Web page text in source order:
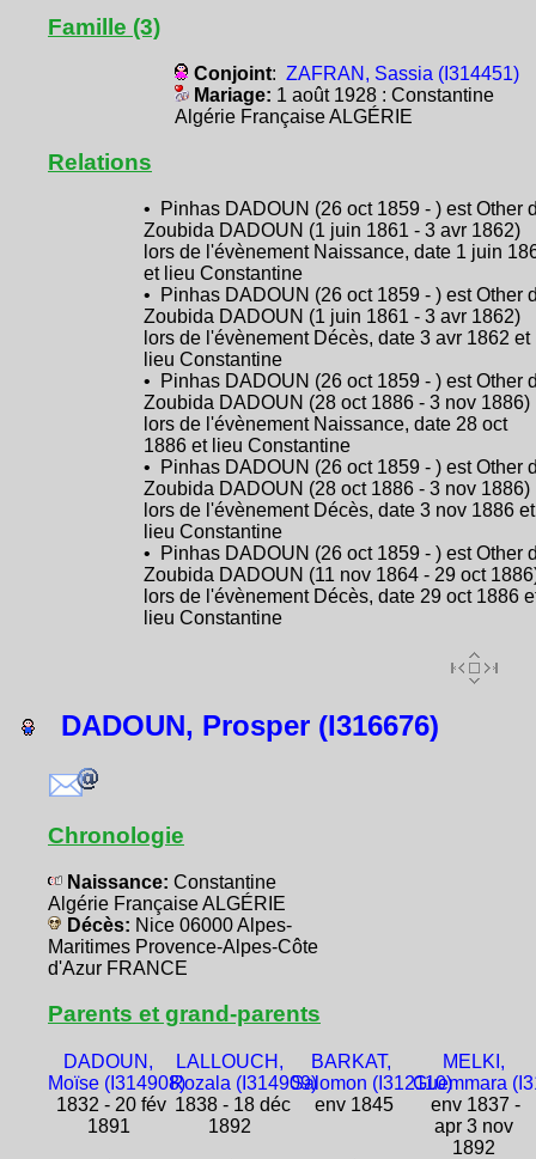
Famille (3)
Conjoint: ZAFRAN, Sassia (I314451)
Mariage: 1 août 1928 : Constantine
Algérie Française ALGÉRIE
Relations
• Pinhas DADOUN (26 oct 1859 - ) est Other
Zoubida DADOUN (1 juin 1861 - 3 avr 1862)
lors de l'évènement Naissance, date 1 juin
et lieu Constantine
• Pinhas DADOUN (26 oct 1859 - ) est Other
Zoubida DADOUN (1 juin 1861 - 3 avr 1862)
lors de l'évènement Décès, date 3 avr 1862 et
lieu Constantine
• Pinhas DADOUN (26 oct 1859 - ) est Other
Zoubida DADOUN (28 oct 1886 - 3 nov 1886)
lors de l'évènement Naissance, date 28 oct
1886 et lieu Constantine
• Pinhas DADOUN (26 oct 1859 - ) est Other
Zoubida DADOUN (28 oct 1886 - 3 nov 1886)
lors de l'évènement Décès, date 3 nov 1886 et
lieu Constantine
• Pinhas DADOUN (26 oct 1859 - ) est Other
Zoubida DADOUN (11 nov 1864 - 29 oct
lors de l'évènement Décès, date 29 oct 1886
lieu Constantine
DADOUN, Prosper (I316676)
Chronologie
Naissance: Constantine
Algérie Française ALGÉRIE
Décès: Nice 06000 Alpes-
Maritimes Provence-Alpes-Côte
d'Azur FRANCE
Parents et grand-parents
DADOUN,
Moïse (I314908)
1832 - 20 fév
1891
LALLOUCH,
Rozala (I314909)
1838 - 18 déc
1892
BARKAT,
Salomon (I312110)
env 1845
MELKI,
Guemmara
env 1837 -
apr 3 nov
1892